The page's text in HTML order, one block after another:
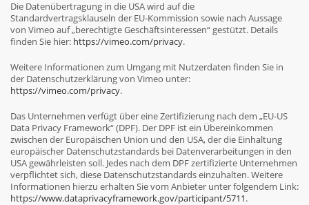
Die Datenübertragung in die USA wird auf die
Standardvertragsklauseln der EU-Kommission sowie nach Aussage
von Vimeo auf „berechtigte Geschäftsinteressen“ gestützt. Details
finden Sie hier: https://vimeo.com/privacy.
Weitere Informationen zum Umgang mit Nutzerdaten finden Sie in
der Datenschutzerklärung von Vimeo unter:
https://vimeo.com/privacy.
Das Unternehmen verfügt über eine Zertifizierung nach dem „EU-US
Data Privacy Framework“ (DPF). Der DPF ist ein Übereinkommen
zwischen der Europäischen Union und den USA, der die Einhaltung
europäischer Datenschutzstandards bei Datenverarbeitungen in den
USA gewährleisten soll. Jedes nach dem DPF zertifizierte Unternehmen
verpflichtet sich, diese Datenschutzstandards einzuhalten. Weitere
Informationen hierzu erhalten Sie vom Anbieter unter folgendem Link:
https://www.dataprivacyframework.gov/participant/5711.